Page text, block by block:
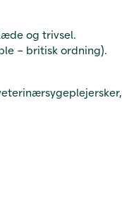
og trivsel.
– britisk ordning).